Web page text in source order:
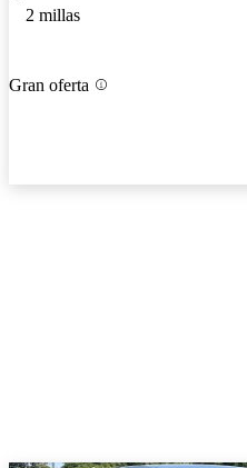
2 millas
Gran oferta